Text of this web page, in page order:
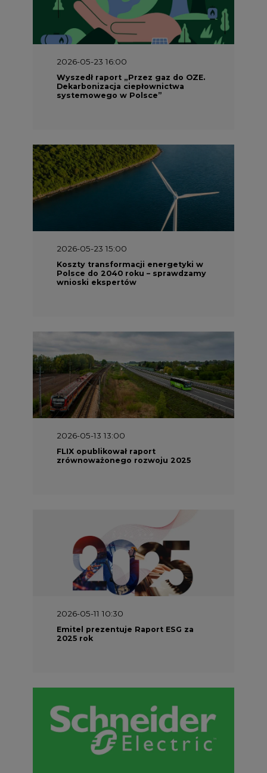
2026-05-23 16:00
Wyszedł raport „Przez gaz do OZE.
Dekarbonizacja ciepłownictwa
systemowego w Polsce”
2026-05-23 15:00
Koszty transformacji energetyki w
Polsce do 2040 roku – sprawdzamy
wnioski ekspertów
2026-05-13 13:00
FLIX opublikował raport
zrównoważonego rozwoju 2025
2026-05-11 10:30
Emitel prezentuje Raport ESG za
2025 rok